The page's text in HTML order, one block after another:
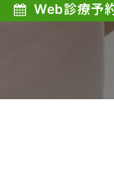
Web診療予